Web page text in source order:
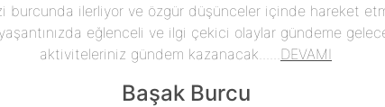
burcunda ilerliyor ve özgür düşünceler içinde hareket
eğlenceli ve ilgi çekici olaylar gündeme
aktiviteleriniz gündem kazanacak...... DEVAMI
Başak Burcu